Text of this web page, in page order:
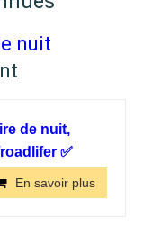
nuit
de nuit,
✅
En savoir plus